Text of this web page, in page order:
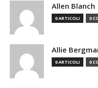
Allen Blanch
0 ARTICOLI 0
Allie
0 ARTICOLI 0